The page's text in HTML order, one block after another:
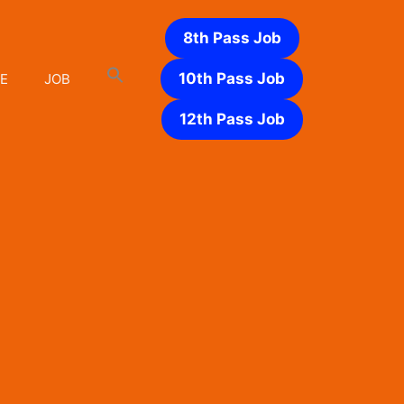
JOB
8th Pass Job
10th Pass Job
12th Pass Job